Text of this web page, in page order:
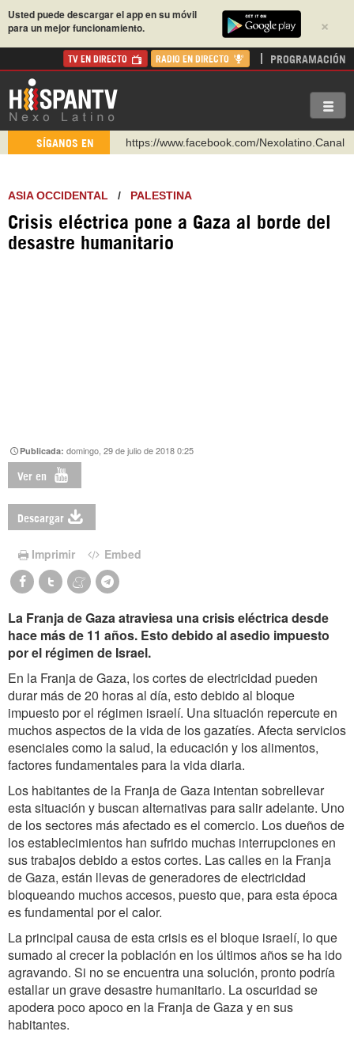
×
Usted puede descargar el app en su móvil
para un mejor funcionamiento.
TV EN DIRECTO RADIO EN DIRECTO PROGRAMACIÓN
SÍGANOS EN
https://www.facebook.com/Nexolatino.Canal
http://twitter.com/nexo_latino
https://t.me/hispantvcanal
https://urmedium.com/c/hispantv
ASIA OCCIDENTAL / PALESTINA
Crisis eléctrica pone a Gaza al borde del
desastre humanitario
Publicada:domingo, 29 de julio de 2018 0:25
Ver en
Descargar
Imprimir Embed
La Franja de Gaza atraviesa una crisis eléctrica desde
hace más de 11 años. Esto debido al asedio impuesto
por el régimen de Israel.
En la Franja de Gaza, los cortes de electricidad pueden
durar más de 20 horas al día, esto debido al bloque
impuesto por el régimen israelí. Una situación repercute en
muchos aspectos de la vida de los gazatíes. Afecta servicios
esenciales como la salud, la educación y los alimentos,
factores fundamentales para la vida diaria.
Los habitantes de la Franja de Gaza intentan sobrellevar
esta situación y buscan alternativas para salir adelante. Uno
de los sectores más afectado es el comercio. Los dueños de
los establecimientos han sufrido muchas interrupciones en
sus trabajos debido a estos cortes. Las calles en la Franja
de Gaza, están llevas de generadores de electricidad
bloqueando muchos accesos, puesto que, para esta época
es fundamental por el calor.
La principal causa de esta crisis es el bloque israelí, lo que
sumado al crecer la población en los últimos años se ha ido
agravando. Si no se encuentra una solución, pronto podría
estallar un grave desastre humanitario. La oscuridad se
apodera poco apoco en la Franja de Gaza y en sus
habitantes.